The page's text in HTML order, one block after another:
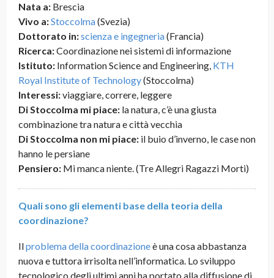
Nata a: Brescia
Vivo a:Stoccolma(Svezia)
Dottorato in:scienza e ingegneria(Francia)
Ricerca:Coordinazione nei sistemi di informazione
Istituto: Information Science and Engineering, KTH
Royal Institute of Technology(Stoccolma)
Interessi:viaggiare, correre, leggere
Di Stoccolma mi piace: la natura, c’è una giusta
combinazione tra natura e città vecchia
Di Stoccolma non mi piace: il buio d’inverno, le case non
hanno le persiane
Pensiero: Mi manca niente. (Tre Allegri Ragazzi Morti)
Quali sono gli elementi base della teoria della
coordinazione?
Ilproblema della coordinazioneè una cosa abbastanza
nuova e tuttora irrisolta nell’informatica. Lo sviluppo
tecnologico degli ultimi anni ha portato alla diffusione di